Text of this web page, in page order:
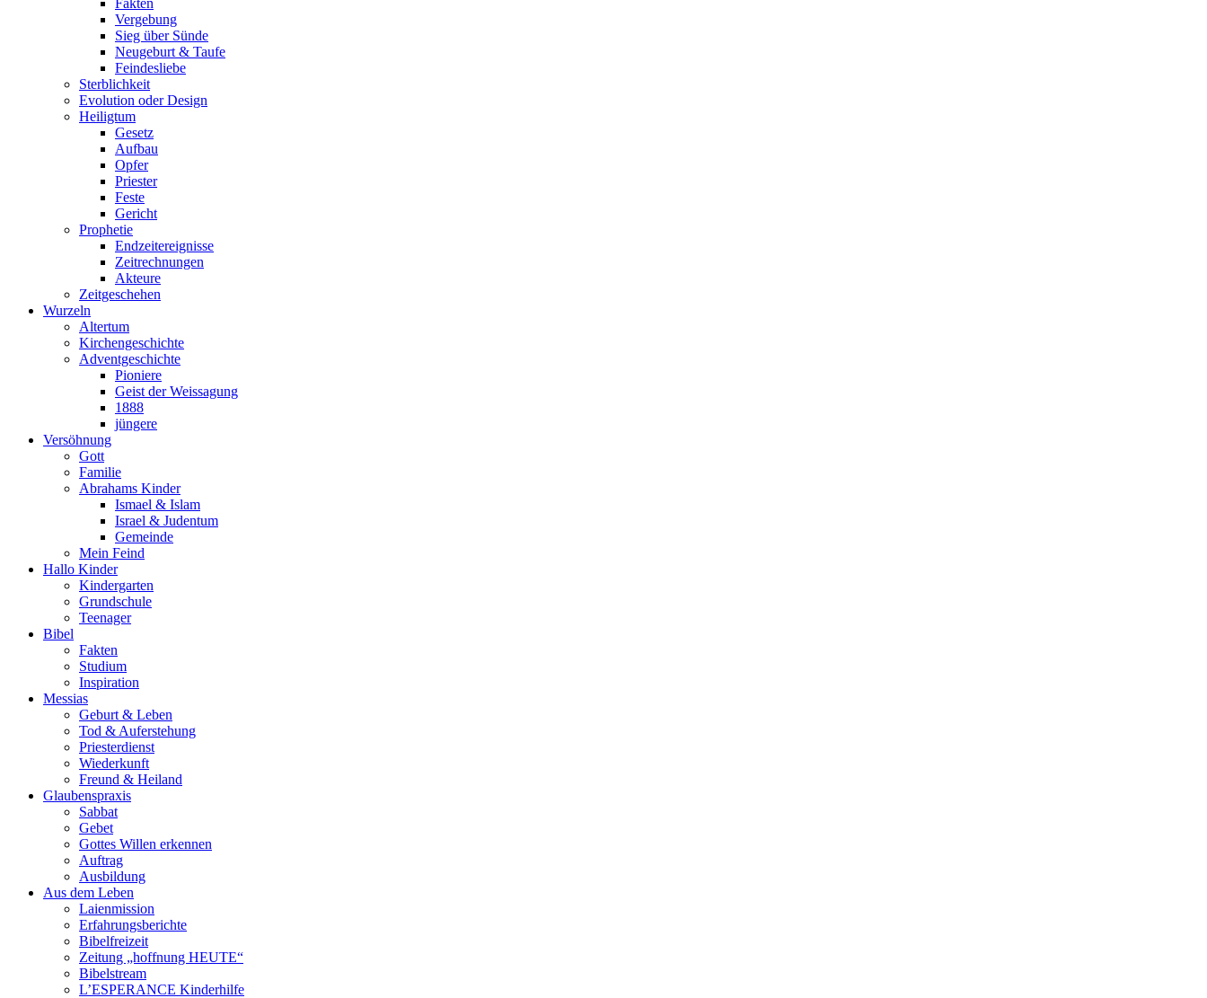
Fakten
Vergebung
Sieg über Sünde
Neugeburt & Taufe
Feindesliebe
Sterblichkeit
Evolution oder Design
Heiligtum
Gesetz
Aufbau
Opfer
Priester
Feste
Gericht
Prophetie
Endzeitereignisse
Zeitrechnungen
Akteure
Zeitgeschehen
Wurzeln
Altertum
Kirchengeschichte
Adventgeschichte
Pioniere
Geist der Weissagung
1888
jüngere
Versöhnung
Gott
Familie
Abrahams Kinder
Ismael & Islam
Israel & Judentum
Gemeinde
Mein Feind
Hallo Kinder
Kindergarten
Grundschule
Teenager
Bibel
Fakten
Studium
Inspiration
Messias
Geburt & Leben
Tod & Auferstehung
Priesterdienst
Wiederkunft
Freund & Heiland
Glaubenspraxis
Sabbat
Gebet
Gottes Willen erkennen
Auftrag
Ausbildung
Aus dem Leben
Laienmission
Erfahrungsberichte
Bibelfreizeit
Zeitung „hoffnung HEUTE“
Bibelstream
L’ESPERANCE Kinderhilfe